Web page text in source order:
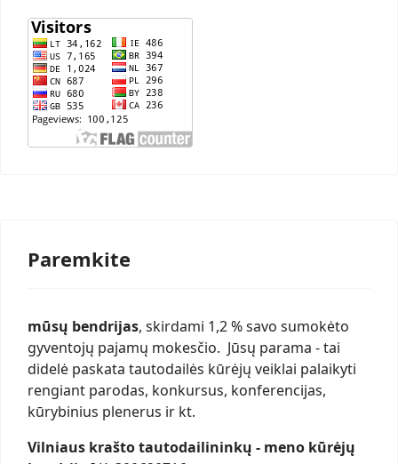
Paremkite
mūsų bendrijas, skirdami 1,2 % savo sumokėto
gyventojų pajamų mokesčio. Jūsų parama - tai
didelė paskata tautodailės kūrėjų veiklai palaikyti
rengiant parodas, konkursus, konferencijas,
kūrybinius plenerus ir kt.
Vilniaus krašto tautodailininkų - meno kūrėjų